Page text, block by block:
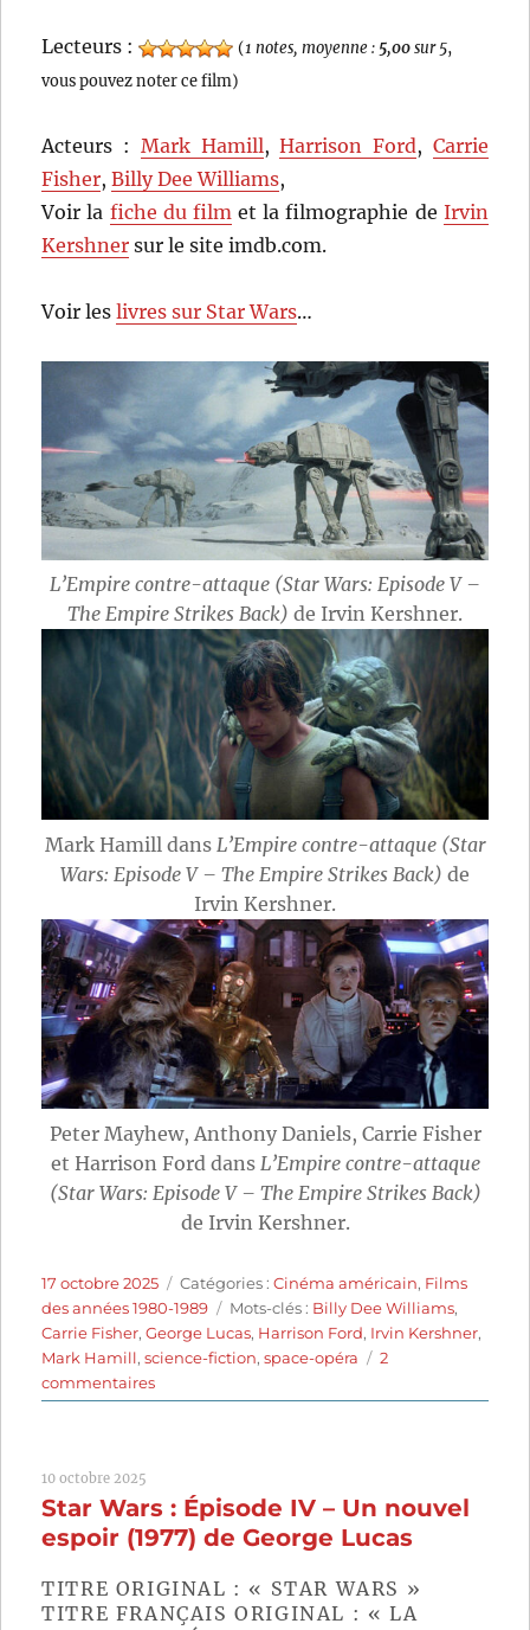
Lecteurs : (1 notes, moyenne : 5,00sur 5,
vous pouvez noter ce film)
Acteurs : Mark Hamill,Harrison Ford, Carrie
Fisher,Billy Dee Williams,
Voir la fiche du film et la filmographie de Irvin
Kershner sur le site imdb.com.
Voir leslivres sur Star Wars…
L’Empire contre-attaque (Star Wars: Episode V –
The Empire Strikes Back) de Irvin Kershner.
Mark Hamill dans L’Empire contre-attaque (Star
Wars: Episode V – The Empire Strikes Back) de
Irvin Kershner.
Peter Mayhew, Anthony Daniels, Carrie Fisher
et Harrison Ford dans L’Empire contre-attaque
(Star Wars: Episode V – The Empire Strikes Back)
de Irvin Kershner.
Publié
le
17 octobre 2025 Catégories
Catégories :Cinéma américain, Films
des années 1980-1989
Étiquettes
Mots-clés : Billy Dee Williams,
Carrie Fisher,George Lucas, Harrison Ford, Irvin Kershner,
Mark Hamill,science-fiction,space-opéra
2
commentairessur
L’Empire
de
Irvin
Kershner
10 octobre 2025
Star Wars : Épisode IV – Un nouvel
espoir (1977) de George Lucas
TITRE ORIGINAL : « STAR WARS »
TITRE FRANÇAIS ORIGINAL : « LA